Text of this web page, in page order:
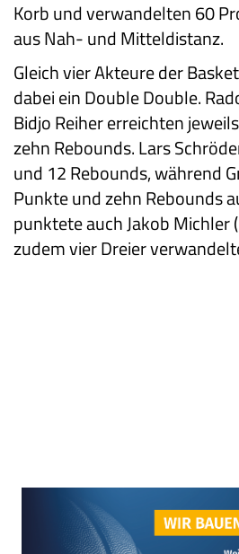
Korb und verwandelten 60
aus Nah- und Mitteldistanz.
Gleich vier Akteure der
dabei ein Double Double.
Bidjo Reiher erreichten
zehn Rebounds. Lars
und 12 Rebounds, während
Punkte und zehn Rebounds
punktete auch Jakob Michler
zudem vier Dreier